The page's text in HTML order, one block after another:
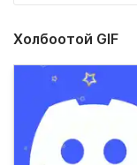
Холбоотой GIF